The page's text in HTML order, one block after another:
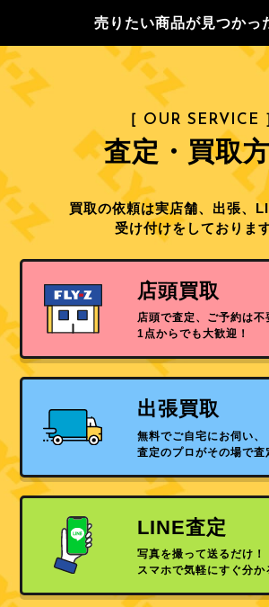
売りたい商品が見つか
［ OUR SERVICE
査定・買取
買取の依頼は実店舗、出張、
受け付けをしておりま
店頭買取
店頭で査定、ご予約は不
1点からでも大歓迎！
出張買取
無料でご自宅にお伺い、
査定のプロがその場で査
LINE査定
写真を撮って送るだけ！
スマホで気軽にすぐ分か